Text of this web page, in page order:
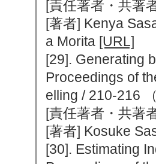
[責任著者・共著
[著者] Kenya
a Morita [URL]
[29]. Generating
Proceedings of
elling / 210-216
[責任著者・共著
[著者] Kosuke
[30]. Estimating